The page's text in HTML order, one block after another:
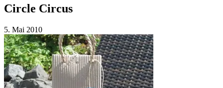
Circle Circus
5. Mai 2010